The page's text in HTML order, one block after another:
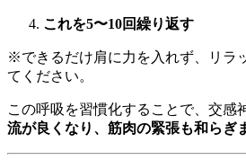
これを5〜10回繰り返す
※できるだけ肩に力を入れず、リラ
てください。
この呼吸を習慣化することで、交感
流が良くなり、筋肉の緊張も和らぎ